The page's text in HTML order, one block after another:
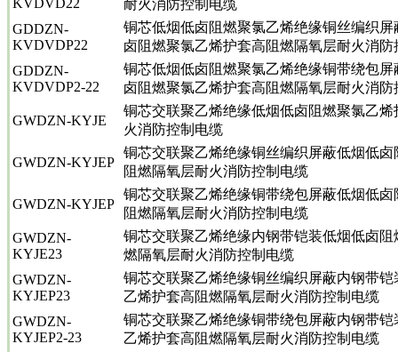
耐火消防控制电缆
GDDZN-
KVDVDP22
铜芯低烟低卤阻燃聚氯乙烯绝缘铜丝编织
卤阻燃聚氯乙烯护套高阻燃隔氧层耐火消防
GDDZN-
KVDVDP2-22
铜芯低烟低卤阻燃聚氯乙烯绝缘铜带绕包
卤阻燃聚氯乙烯护套高阻燃隔氧层耐火消防
GWDZN-KYJE
铜芯交联聚乙烯绝缘低烟低卤阻燃聚氯乙
火消防控制电缆
GWDZN-KYJEP
铜芯交联聚乙烯绝缘铜丝编织屏蔽低烟低
阻燃隔氧层耐火消防控制电缆
GWDZN-KYJEP
铜芯交联聚乙烯绝缘铜带绕包屏蔽低烟低
阻燃隔氧层耐火消防控制电缆
GWDZN-
KYJE23
铜芯交联聚乙烯绝缘内钢带铠装低烟低卤
燃隔氧层耐火消防控制电缆
GWDZN-
KYJEP23
铜芯交联聚乙烯绝缘铜丝编织屏蔽内钢带
乙烯护套高阻燃隔氧层耐火消防控制电缆
GWDZN-
KYJEP2-23
铜芯交联聚乙烯绝缘铜带绕包屏蔽内钢带
乙烯护套高阻燃隔氧层耐火消防控制电缆